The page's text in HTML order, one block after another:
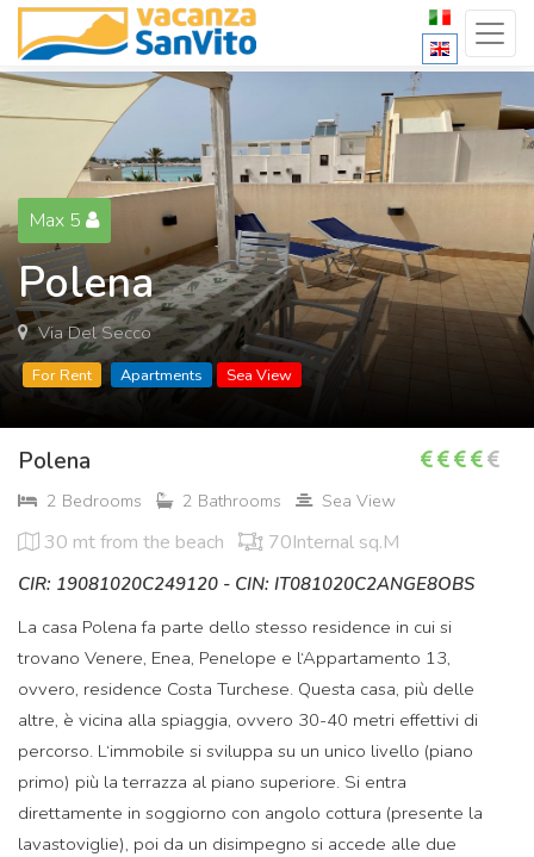
Max 5
Polena
Via Del Secco
For Rent Apartments Sea View
Polena
2 Bedrooms 2 Bathrooms Sea View
30 mtfrom the beach 70Internal sq.M
CIR: 19081020C249120 - CIN: IT081020C2ANGE8OBS
La casa Polena fa parte dello stesso residence in cui si
trovano Venere, Enea, Penelope e l‘Appartamento 13,
ovvero, residence Costa Turchese. Questa casa, più delle
altre, è vicina alla spiaggia, ovvero 30-40 metri effettivi di
percorso. L‘immobile si sviluppa su un unico livello (piano
primo) più la terrazza al piano superiore. Si entra
direttamente in soggiorno con angolo cottura (presente la
lavastoviglie), poi da un disimpegno si accede alle due